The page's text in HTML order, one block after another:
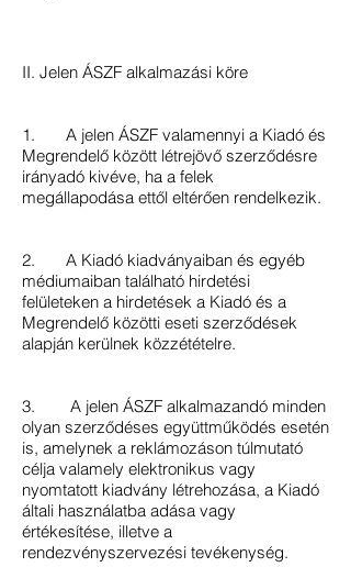
II. Jelen ÁSZF alkalmazási köre
1. A jelen ÁSZF valamennyi a Kiadó és
Megrendelő között létrejövő szerződésre
irányadó kivéve, ha a felek
megállapodása ettől eltérően rendelkezik.
2. A Kiadó kiadványaiban és egyéb
médiumaiban található hirdetési
felületeken a hirdetések a Kiadó és a
Megrendelő közötti eseti szerződések
alapján kerülnek közzétételre.
3. A jelen ÁSZF alkalmazandó minden
olyan szerződéses együttműködés esetén
is, amelynek a reklámozáson túlmutató
célja valamely elektronikus vagy
nyomtatott kiadvány létrehozása, a Kiadó
általi használatba adása vagy
értékesítése, illetve a
rendezvényszervezési tevékenység.